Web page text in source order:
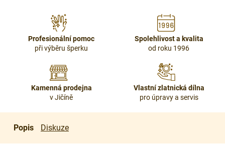
Profesionální pomoc
při výběru šperku
Spolehlivost a kvalita
od roku 1996
Kamenná prodejna
v Jičíně
Vlastní zlatnická dílna
pro úpravy a servis
Popis Diskuze